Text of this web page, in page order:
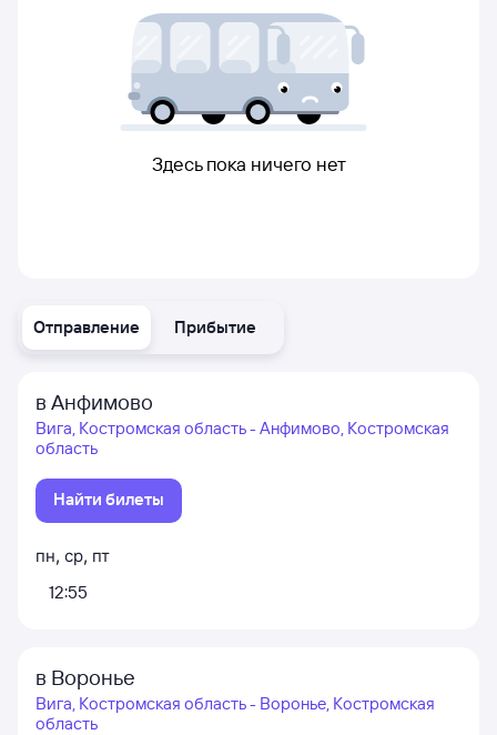
Отправление Прибытие
в Анфимово
Вига, Костромская область - Анфимово, Костромская
область
Найти билеты
пн, ср, пт
12:55
в Воронье
Вига, Костромская область - Воронье, Костромская
область
Здесь пока ничего нет